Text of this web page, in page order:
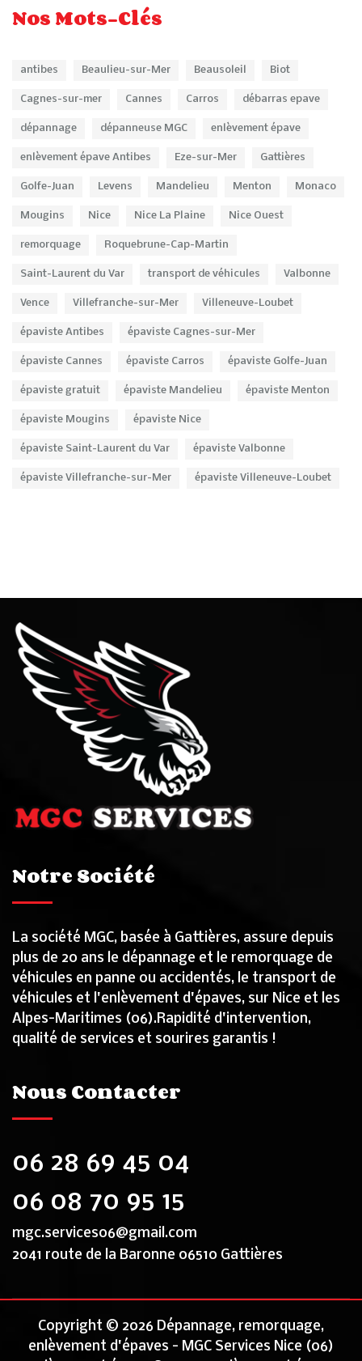
Nos Mots-Clés
antibes Beaulieu-sur-Mer Beausoleil Biot
Cagnes-sur-mer Cannes Carros débarras epave
dépannage dépanneuse MGC enlèvement épave
enlèvement épave Antibes Eze-sur-Mer Gattières
Golfe-Juan Levens Mandelieu Menton Monaco
Mougins Nice Nice La Plaine Nice Ouest
remorquage Roquebrune-Cap-Martin
Saint-Laurent du Var transport de véhicules Valbonne
Vence Villefranche-sur-Mer Villeneuve-Loubet
épaviste Antibes épaviste Cagnes-sur-Mer
épaviste Cannes épaviste Carros épaviste Golfe-Juan
épaviste gratuit épaviste Mandelieu épaviste Menton
épaviste Mougins épaviste Nice
épaviste Saint-Laurent du Var épaviste Valbonne
épaviste Villefranche-sur-Mer épaviste Villeneuve-Loubet
Notre Société
La société MGC, basée à Gattières, assure depuis
plus de 20 ans le dépannage et le remorquage de
véhicules en panne ou accidentés, le transport de
véhicules et l'enlèvement d'épaves, sur Nice et les
Alpes-Maritimes (06).Rapidité d'intervention,
qualité de services et sourires garantis !
Nous Contacter
06 28 69 45 04
06 08 70 95 15
mgc.services06@gmail.com
2041 route de la Baronne 06510 Gattières
Copyright © 2026 Dépannage, remorquage,
enlèvement d'épaves - MGC Services Nice (06)